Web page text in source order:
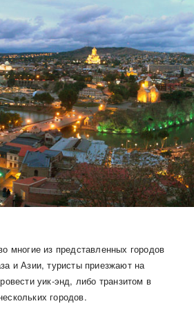
многие из представленных городов
и Азии, туристы приезжают на
уик-энд, либо транзитом в
городов.